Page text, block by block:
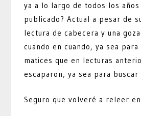
ya a lo largo de todos los años
publicado? Actual a pesar de
lectura de cabecera y una
cuando en cuando, ya sea
matices que en lecturas
escaparon, ya sea para
Seguro que volveré a releer